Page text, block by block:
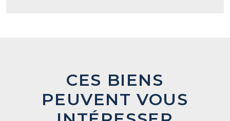
CES BIENS
PEUVENT VOUS